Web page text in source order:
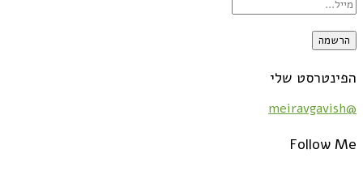
הפינטרסט שלי
@meiravgavish
Follow Me